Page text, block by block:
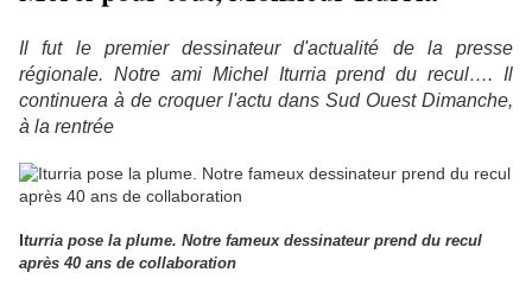
Il fut le premier dessinateur d'actualité de la presse
régionale. Notre ami Michel Iturria prend du recul…. Il
continuera à de croquer l'actu dans Sud Ouest Dimanche,
à la rentrée
Iturria pose la plume. Notre fameux dessinateur prend du recul
après 40 ans de collaboration